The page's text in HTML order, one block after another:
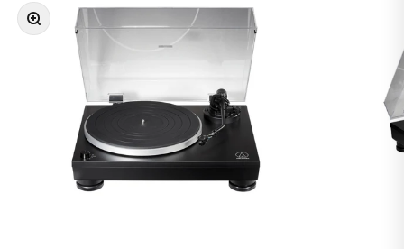
Zoomer sur l'image